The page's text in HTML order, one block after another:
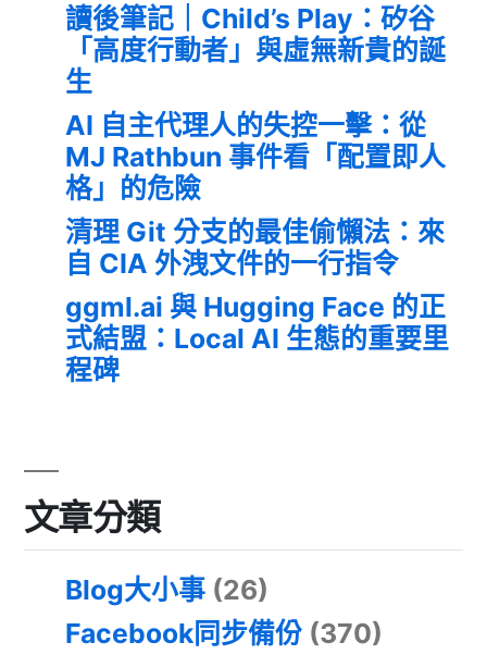
讀後筆記｜Child’s Play：矽谷
「高度行動者」與虛無新貴的誕
生
AI 自主代理人的失控一擊：從
MJ Rathbun 事件看「配置即人
格」的危險
清理 Git 分支的最佳偷懶法：來
自 CIA 外洩文件的一行指令
ggml.ai 與 Hugging Face 的正
式結盟：Local AI 生態的重要里
程碑
文章分類
Blog大小事 (26)
Facebook同步備份 (370)